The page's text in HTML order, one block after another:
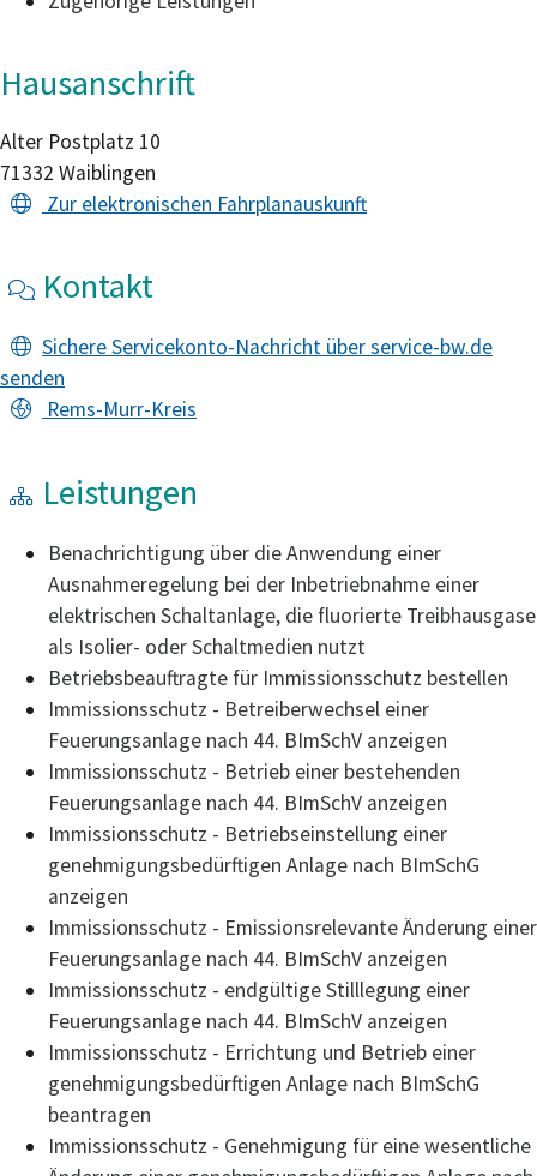
Hausanschrift
Alter Postplatz 10
71332 Waiblingen
Zur elektronischen Fahrplanauskunft
Kontakt
Sichere Servicekonto-Nachricht über service-bw.de
senden
Rems-Murr-Kreis
Leistungen
Benachrichtigung über die Anwendung einer
Ausnahmeregelung bei der Inbetriebnahme einer
elektrischen Schaltanlage, die fluorierte Treibhausgase
als Isolier- oder Schaltmedien nutzt
Betriebsbeauftragte für Immissionsschutz bestellen
Immissionsschutz - Betreiberwechsel einer
Feuerungsanlage nach 44. BImSchV anzeigen
Immissionsschutz - Betrieb einer bestehenden
Feuerungsanlage nach 44. BImSchV anzeigen
Immissionsschutz - Betriebseinstellung einer
genehmigungsbedürftigen Anlage nach BImSchG
anzeigen
Immissionsschutz - Emissionsrelevante Änderung einer
Feuerungsanlage nach 44. BImSchV anzeigen
Immissionsschutz - endgültige Stilllegung einer
Feuerungsanlage nach 44. BImSchV anzeigen
Immissionsschutz - Errichtung und Betrieb einer
genehmigungsbedürftigen Anlage nach BImSchG
beantragen
Immissionsschutz - Genehmigung für eine wesentliche